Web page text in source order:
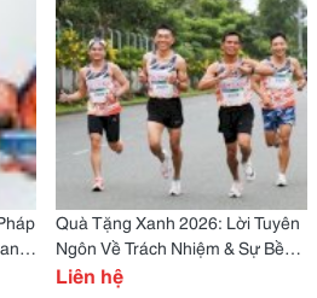
Quà Tặng Xanh 2026: Lời Tuyên
Ngôn Về Trách Nhiệm & Sự Bền
Vững Của Doanh Nghiệp
Liên hệ